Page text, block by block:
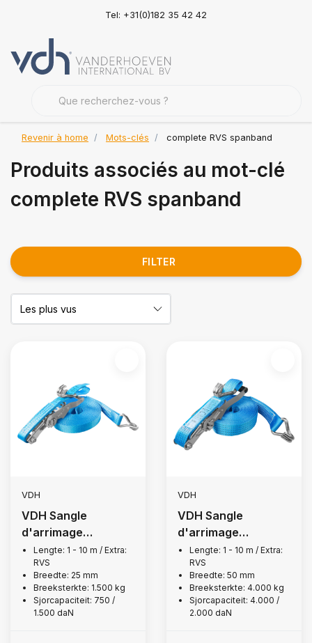
Tel: +31(0)182 35 42 42
Revenir à home Mots-clés complete RVS spanband
Produits associés au mot-clé
complete RVS spanband
FILTER
VDH
VDH Sangle
d'arrimage
complète en acier
inoxydable, 1 500 kg
Lengte: 1 - 10 m / Extra:
RVS
Breedte: 25 mm
Breeksterkte: 1.500 kg
Sjorcapaciteit: 750 /
1.500 daN
VDH
VDH Sangle
d'arrimage
complète en acier
inoxydable, 4 000
kg
Lengte: 1 - 10 m / Extra:
RVS
Breedte: 50 mm
Breeksterkte: 4.000 kg
Sjorcapaciteit: 4.000 /
2.000 daN